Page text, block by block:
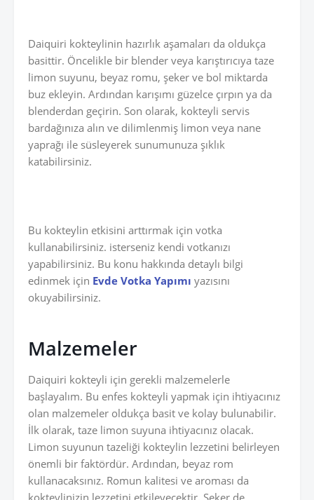
Daiquiri kokteylinin hazırlık aşamaları da oldukça
basittir. Öncelikle bir blender veya karıştırıcıya taze
limon suyunu, beyaz romu, şeker ve bol miktarda
buz ekleyin. Ardından karışımı güzelce çırpın ya da
blenderdan geçirin. Son olarak, kokteyli servis
bardağınıza alın ve dilimlenmiş limon veya nane
yaprağı ile süsleyerek sunumunuza şıklık
katabilirsiniz.
Bu kokteylin etkisini arttırmak için votka
kullanabilirsiniz. isterseniz kendi votkanızı
yapabilirsiniz. Bu konu hakkında detaylı bilgi
edinmek için Evde Votka Yapımı yazısını
okuyabilirsiniz.
Malzemeler
Daiquiri kokteyli için gerekli malzemelerle
başlayalım. Bu enfes kokteyli yapmak için ihtiyacınız
olan malzemeler oldukça basit ve kolay bulunabilir.
İlk olarak, taze limon suyuna ihtiyacınız olacak.
Limon suyunun tazeliği kokteylin lezzetini belirleyen
önemli bir faktördür. Ardından, beyaz rom
kullanacaksınız. Romun kalitesi ve aroması da
kokteylinizin lezzetini etkileyecektir. Şeker de